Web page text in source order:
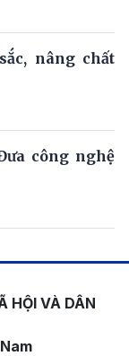
nâng chất
công nghệ
HỘI VÀ DÂN